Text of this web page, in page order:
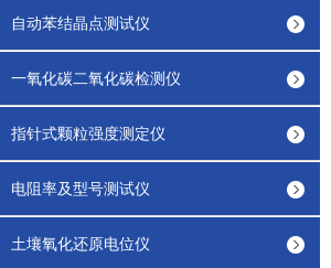
自动苯结晶点测试仪
一氧化碳二氧化碳检测仪
指针式颗粒强度测定仪
电阻率及型号测试仪
土壤氧化还原电位仪